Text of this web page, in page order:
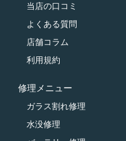
当店の口コミ
よくある質問
店舗コラム
利用規約
修理メニュー
ガラス割れ修理
水没修理